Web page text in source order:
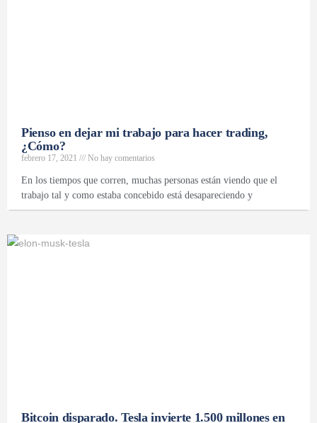
Pienso en dejar mi trabajo para hacer trading,
¿Cómo?
febrero 17, 2021 No hay comentarios
En los tiempos que corren, muchas personas están viendo que el
trabajo tal y como estaba concebido está desapareciendo y
Bitcoin disparado. Tesla invierte 1.500 millones en